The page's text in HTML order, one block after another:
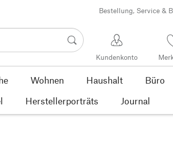
Bestellung, Service &
Kundenkonto
Wohnen Haushalt Büro
Herstellerporträts Journal